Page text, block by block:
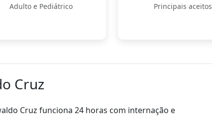
Adulto e Pediátrico Principais aceitos
Cruz
Cruz funciona 24 horas com internação e